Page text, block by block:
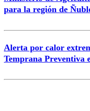
para la región de
Alerta por calor
Temprana Preventiva